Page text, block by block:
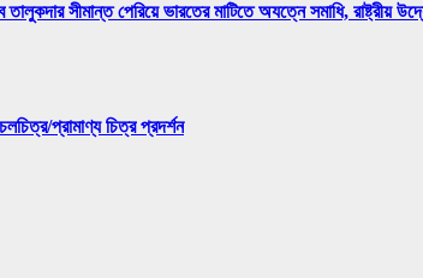
সীমান্ত পেরিয়ে ভারতের মাটিতে অযত্নে সমাধি, রাষ্ট্রীয়
প্রামাণ্য চিত্র প্রদর্শন